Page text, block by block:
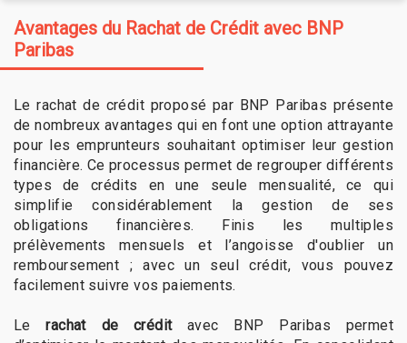
Avantages du Rachat de Crédit avec BNP
Paribas
Le rachat de crédit proposé par BNP Paribas présente
de nombreux avantages qui en font une option attrayante
pour les emprunteurs souhaitant optimiser leur gestion
financière. Ce processus permet de regrouper différents
types de crédits en une seule mensualité, ce qui
simplifie considérablement la gestion de ses
obligations financières. Finis les multiples
prélèvements mensuels et l’angoisse d'oublier un
remboursement ; avec un seul crédit, vous pouvez
facilement suivre vos paiements.
Lerachat de créditavec BNP Paribas permet